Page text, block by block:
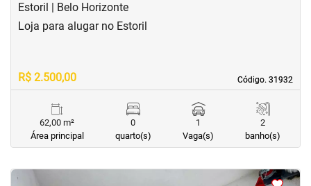
Estoril | Belo Horizonte
Código. 31932
Código. 31932
Loja para alugar no Estoril
R$ 2.500,00
62,00 m²
Área principal
0
quarto(s)
1
Vaga(s)
2
banho(s)
<